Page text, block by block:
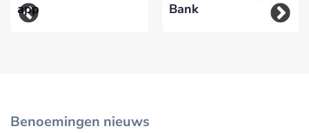
app
Bank
Benoemingen nieuws